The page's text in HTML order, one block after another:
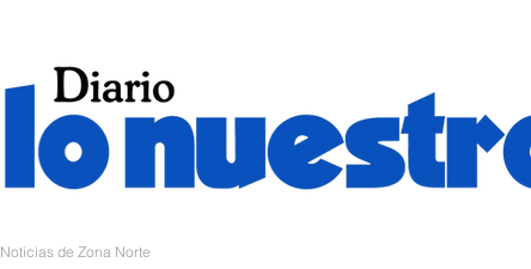
Noticias de Zona Norte